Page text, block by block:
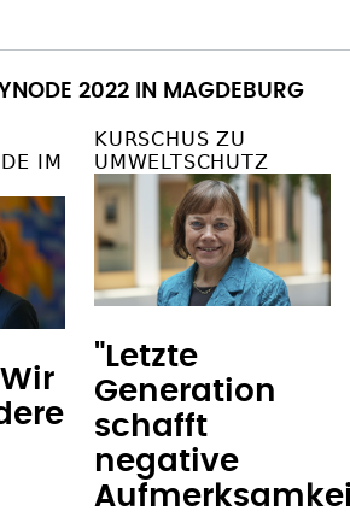
2022 IN MAGDEBURG
IM
KURSCHUS ZU
UMWELTSCHUTZ
"Letzte
Generation
schafft
negative